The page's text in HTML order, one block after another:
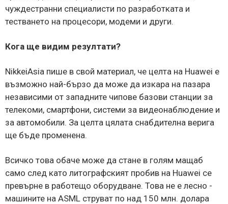
чуждестранни специалисти по разработката и
тестването на процесори, модеми и други.
Кога ще видим резултати?
NikkeiAsia пише в свой материал, че целта на Huawei е
възможно най-бързо да може да изкара на пазара
независими от западните чипове базови станции за
телекоми, смартфони, системи за видеонаблюдение и
за автомобили. За целта цялата снабдителна верига
ще бъде променена.
Всичко това обаче може да стане в голям мащаб
само след като литографският пробив на Huawei се
превърне в работещо оборудване. Това не е лесно -
машините на ASML струват по над 150 млн. долара